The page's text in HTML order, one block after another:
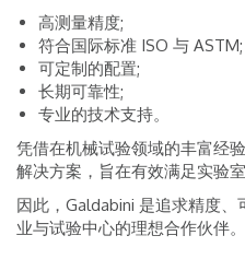
高测量精度;
符合国际标准 ISO 与 ASTM;
可定制的配置;
长期可靠性;
专业的技术支持。
凭借在机械试验领域的丰富经
解决方案，旨在有效满足实验
因此，Galdabini 是追求精度
业与试验中心的理想合作伙伴。